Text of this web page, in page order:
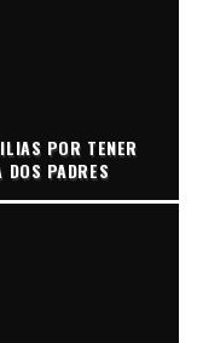
POR TENER
DOS PADRES